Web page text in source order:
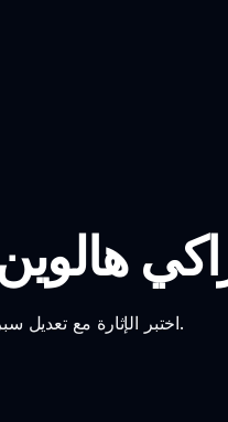
اختبر الإثارة مع تعديل سبراكي هالوين وأطلق العنان لإبداعك مع الألحان القوطية والمرئيات السحرية.